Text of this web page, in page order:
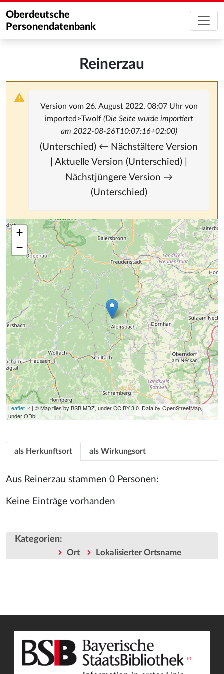
Oberdeutsche
Personendatenbank
Reinerzau
Version vom 26. August 2022, 08:07 Uhr von
imported>Twolf (Die Seite wurde importiert
am 2022-08-26T10:07:16+02:00)
(Unterschied) ← Nächstältere Version
| Aktuelle Version (Unterschied) |
Nächstjüngere Version →
(Unterschied)
+
−
Leaflet
| © Map tiles by BSB MDZ, under CC BY 3.0. Data by OpenStreetMap,
under ODbL
als Herkunftsort als Wirkungsort
Aus Reinerzau stammen 0 Personen:
Keine Einträge vorhanden
Kategorien:
Ort Lokalisierter Ortsname